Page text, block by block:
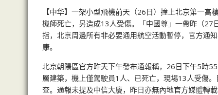
【中华】一架小型飛機前天（26日）撞上北京第一高
機師死亡，另造成13人受傷。「中國尊」一帶昨（27
指，北京周邊所有非必要通用航空活動暫停，官方通
康。
北京朝陽區官方昨天下午發布通報稱，26日下午5時
層建築，機上僅駕駛員1人、已死亡，現場13人受傷
查。通報未提及中信大廈，昨日亦無內地官方媒體轉載